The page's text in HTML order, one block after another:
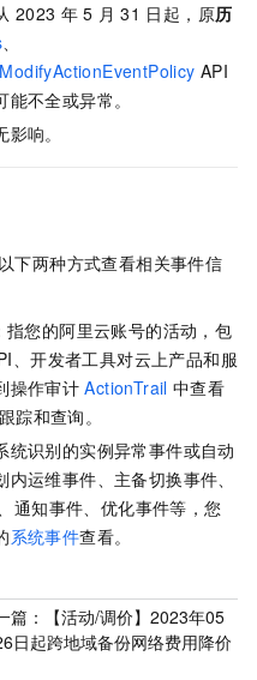
2023 年 5 月 31 日起，原历
、
ModifyActionEventPolicy API
不全或异常。
响。
下两种方式查看相关事件信
您的阿里云账号的活动，包
、开发者工具对云上产品和服
操作审计 ActionTrail 中查看
踪和查询。
统识别的实例异常事件或自动
运维事件、主备切换事件、
通知事件、优化事件等，您
系统事件查看。
篇：
【活动/调价】2023年05
日起跨地域备份网络费用降价